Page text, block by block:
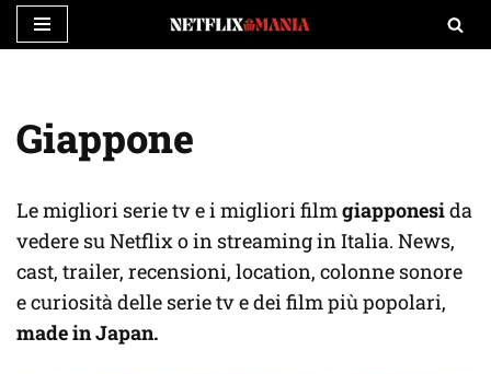
contenuto
Giappone
Le migliori serie tv e i migliori filmgiapponesida
vedere su Netflix o in streaming in Italia. News,
cast, trailer, recensioni, location, colonne sonore
e curiosità delle serie tv e dei film più popolari,
made in Japan.